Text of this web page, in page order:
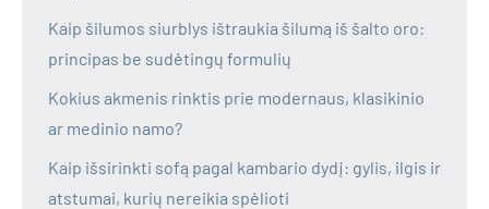
Kaip šilumos siurblys ištraukia šilumą iš šalto oro:
principas be sudėtingų formulių
Kokius akmenis rinktis prie modernaus, klasikinio
ar medinio namo?
Kaip išsirinkti sofą pagal kambario dydį: gylis, ilgis ir
atstumai, kurių nereikia spėlioti